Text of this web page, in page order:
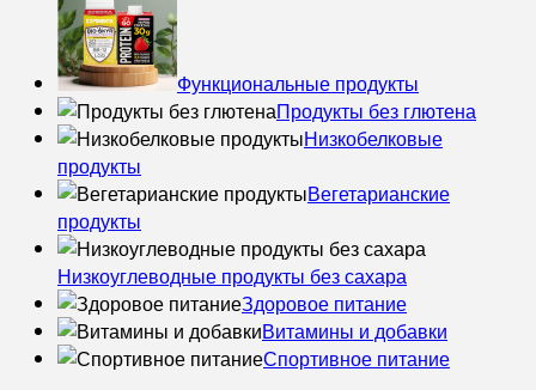
Функциональные продукты
Продукты без глютена
Низкобелковые
продукты
Вегетарианские
продукты
Низкоуглеводные продукты без сахара
Здоровое питание
Витамины и добавки
Спортивное питание